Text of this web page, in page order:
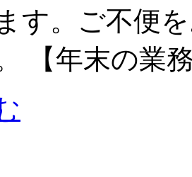
す。ご不便
【年末の業